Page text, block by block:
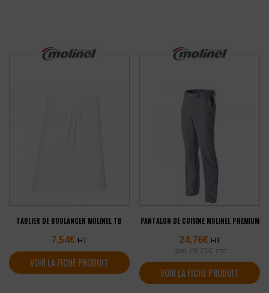
TABLIER DE BOULANGER MOLINEL TB
7,54€ HT
VOIR LA FICHE PRODUIT
PANTALON DE CUISINE MOLINEL PREMIUM
24,76€ HT
soit 29,71 € TTC
VOIR LA FICHE PRODUIT